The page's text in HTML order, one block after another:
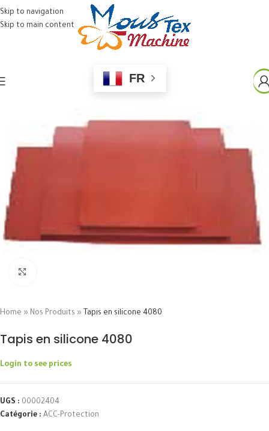
Skip to navigation
Skip to main content
FR
Home » Nos Produits » Tapis en silicone 4080
Tapis en silicone 4080
Login to see prices
UGS : 00002404
Catégorie : ACC-Protection